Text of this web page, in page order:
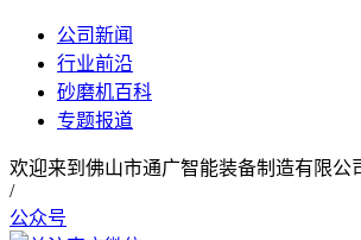
公司新闻
行业前沿
砂磨机百科
专题报道
欢迎来到佛山市通广智能装备制造有限公
/
公众号